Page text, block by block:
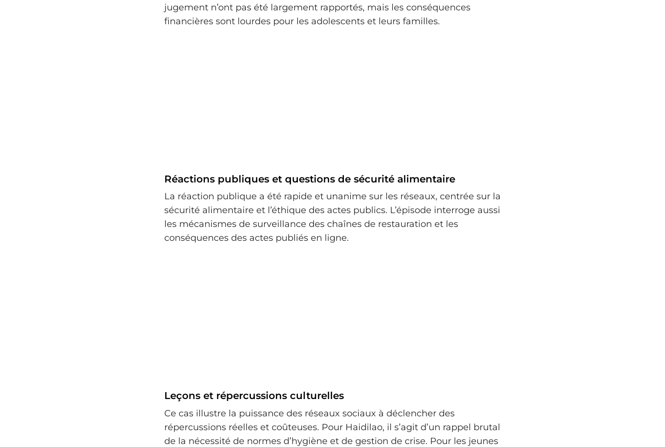
jugement n’ont pas été largement rapportés, mais les conséquences
financières sont lourdes pour les adolescents et leurs familles.
Réactions publiques et questions de sécurité alimentaire
La réaction publique a été rapide et unanime sur les réseaux, centrée sur la
sécurité alimentaire et l’éthique des actes publics. L’épisode interroge aussi
les mécanismes de surveillance des chaînes de restauration et les
conséquences des actes publiés en ligne.
Leçons et répercussions culturelles
Ce cas illustre la puissance des réseaux sociaux à déclencher des
répercussions réelles et coûteuses. Pour Haidilao, il s’agit d’un rappel brutal
de la nécessité de normes d’hygiène et de gestion de crise. Pour les jeunes